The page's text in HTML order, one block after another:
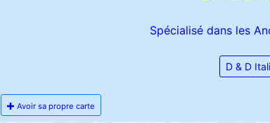
Spécialisé dans les
D & D
Avoir sa propre carte